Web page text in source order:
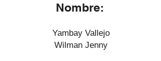
Nombre:
Yambay Vallejo
Wilman Jenny